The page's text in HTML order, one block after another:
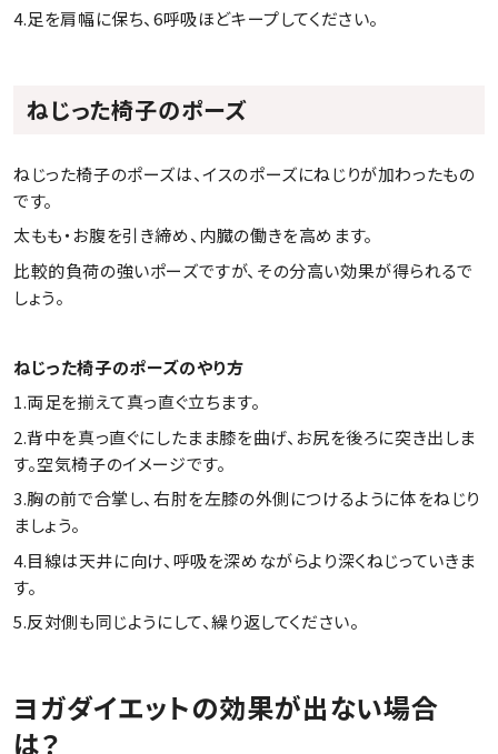
4.足を肩幅に保ち、6呼吸ほどキープしてください。
ねじった椅子のポーズ
ねじった椅子のポーズは、イスのポーズにねじりが加わったもの
です。
太もも・お腹を引き締め、内臓の働きを高めます。
比較的負荷の強いポーズですが、その分高い効果が得られるで
しょう。
ねじった椅子のポーズのやり方
1.両足を揃えて真っ直ぐ立ちます。
2.背中を真っ直ぐにしたまま膝を曲げ、お尻を後ろに突き出しま
す。空気椅子のイメージです。
3.胸の前で合掌し、右肘を左膝の外側につけるように体をねじり
ましょう。
4.目線は天井に向け、呼吸を深めながらより深くねじっていきま
す。
5.反対側も同じようにして、繰り返してください。
ヨガダイエットの効果が出ない場合
は？